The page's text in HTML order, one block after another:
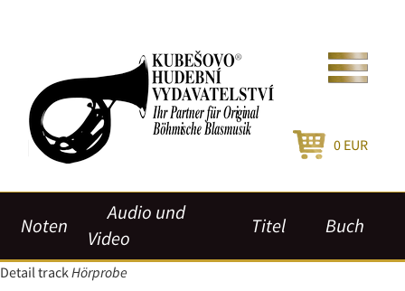
0 EUR
Noten
Audio und
Video
Titel Buch
Detail trackHörprobe